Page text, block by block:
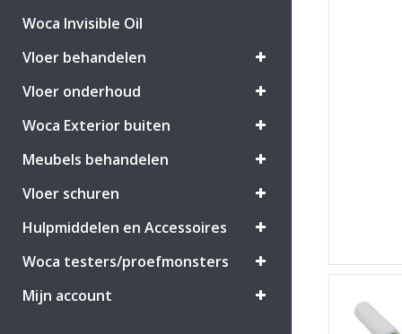
BEKIJK ALLE RESULTATEN
GA TERUG
Woca Invisible Oil
Vloer behandelen
Vloer onderhoud
Woca Exterior buiten
Meubels behandelen
Vloer schuren
Hulpmiddelen en Accessoires
Woca testers/proefmonsters
Mijn account